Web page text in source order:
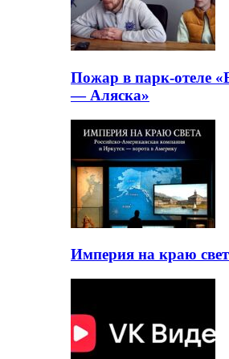
Пожар в парк-отеле
— Аляска»
Империя на краю